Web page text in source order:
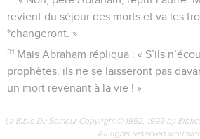
revient du séjour des morts et va les
*changeront. »
31 Mais Abraham répliqua : « S’ils
prophètes, ils ne se laisseront pas
un mort revenant à la vie ! »
La Bible Du Semeur Copyright © 1992, 1999 by
All rights reserved